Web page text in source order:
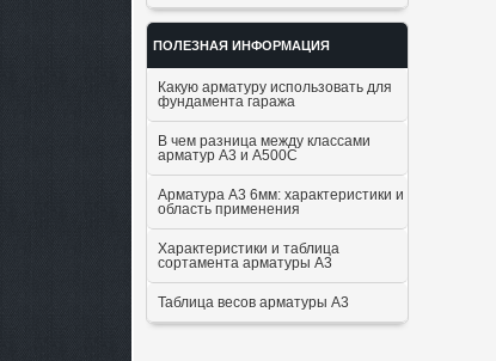
ПОЛЕЗНАЯ ИНФОРМАЦИЯ
Какую арматуру использовать для
фундамента гаража
В чем разница между классами
арматур А3 и А500С
Арматура А3 6мм: характеристики и
область применения
Характеристики и таблица
сортамента арматуры А3
Таблица весов арматуры А3